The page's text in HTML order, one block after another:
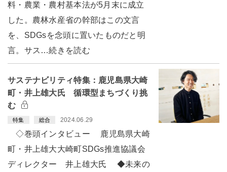
料・農業・農村基本法が5月末に成立
した。農林水産省の幹部はこの文言
を、SDGsを念頭に置いたものだと明
言。サス…続きを読む
サステナビリティ特集：鹿児島県大崎
町・井上雄大氏 循環型まちづくり挑
む
特集 総合 2024.06.29
◇巻頭インタビュー 鹿児島県大崎
町・井上雄大大崎町SDGs推進協議会
ディレクター 井上雄大氏 ◆未来の